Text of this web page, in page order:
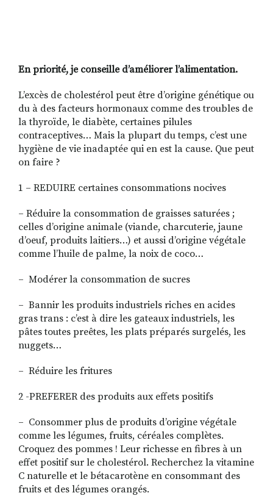
En priorité, je conseille d’améliorer l’alimentation.
L’excès de cholestérol peut être d’origine génétique ou
du à des facteurs hormonaux comme des troubles de
la thyroïde, le diabète, certaines pilules
contraceptives… Mais la plupart du temps, c’est une
hygiène de vie inadaptée qui en est la cause. Que peut
on faire ?
1 – REDUIRE certaines consommations nocives
– Réduire la consommation de graisses saturées ;
celles d’origine animale (viande, charcuterie, jaune
d’oeuf, produits laitiers…) et aussi d’origine végétale
comme l’huile de palme, la noix de coco…
– Modérer la consommation de sucres
– Bannir les produits industriels riches en acides
gras trans : c’est à dire les gateaux industriels, les
pâtes toutes preêtes, les plats préparés surgelés, les
nuggets…
– Réduire les fritures
2 -PREFERER des produits aux effets positifs
– Consommer plus de produits d’origine végétale
comme les légumes, fruits, céréales complètes.
Croquez des pommes ! Leur richesse en fibres à un
effet positif sur le cholestérol. Recherchez la vitamine
C naturelle et le bétacarotène en consommant des
fruits et des légumes orangés.